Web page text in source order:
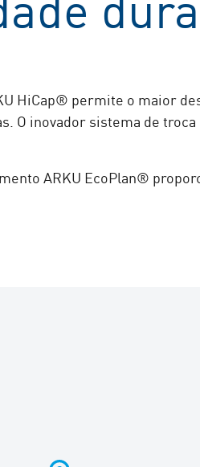
HiCap® permite o maior
O inovador sistema de
ARKU EcoPlan®